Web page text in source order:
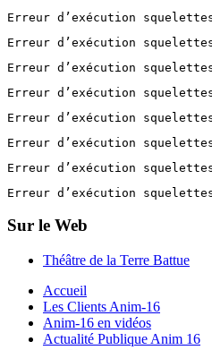
Erreur d’exécution
Erreur d’exécution
Erreur d’exécution
Erreur d’exécution
Erreur d’exécution
Erreur d’exécution
Erreur d’exécution
Erreur d’exécution
Sur le Web
Théâtre de la Terre Battue
Accueil
Les Clients Anim-16
Anim-16 en vidéos
Actualité Publique Anim 16